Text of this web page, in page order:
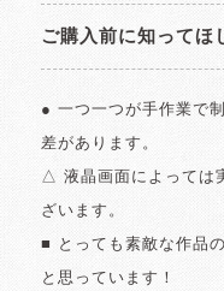
ご購入前に知ってほ
● 一つ一つが手作業で
差があります。
△ 液晶画面によっては
ざいます。
■ とっても素敵な作品
と思っています！